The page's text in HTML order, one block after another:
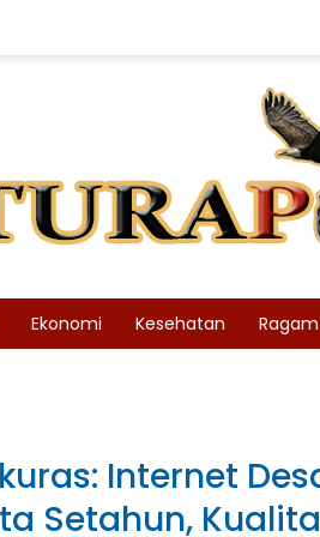
Ekonomi Kesehatan Ragam
Internet
Setahun,